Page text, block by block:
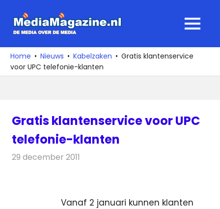
naar
media
over
de
MENU
Home Nieuws Kabelzaken
Gratis klantenservice
voor UPC telefonie-klanten
Gratis klantenservice voor UPC
telefonie-klanten
29 december 2011
Vanaf 2 januari kunnen klanten